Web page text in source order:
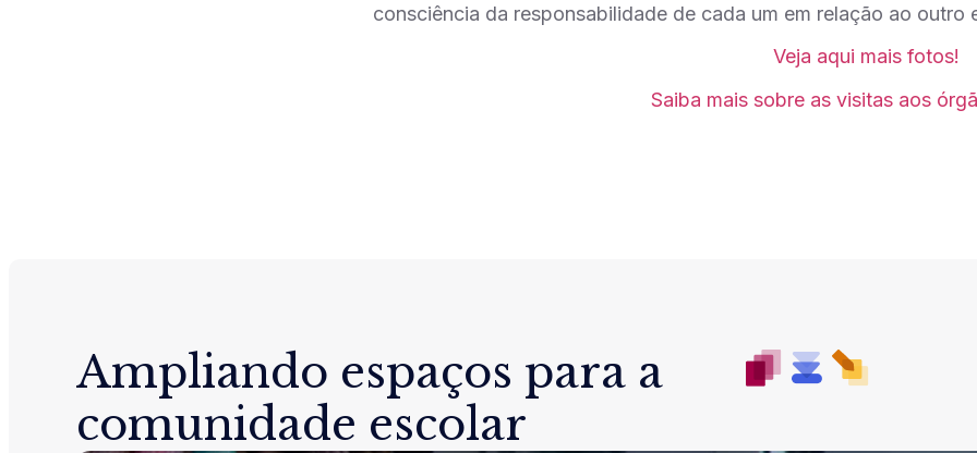
consciência da responsabilidade de cada um em relação ao outro
Veja aqui mais fotos!
Saiba mais sobre as visitas aos
Ampliando espaços para a
comunidade escolar